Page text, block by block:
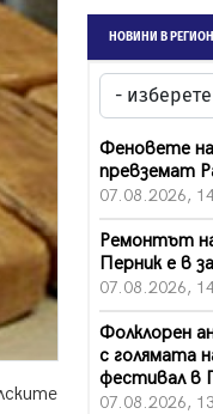
НОВИНИ В
Феновете
превземат
07.08.2026,
Ремонтът
Перник е в
07.08.2026,
Фолклорен
с голямата
фестивал в
07.08.2026,